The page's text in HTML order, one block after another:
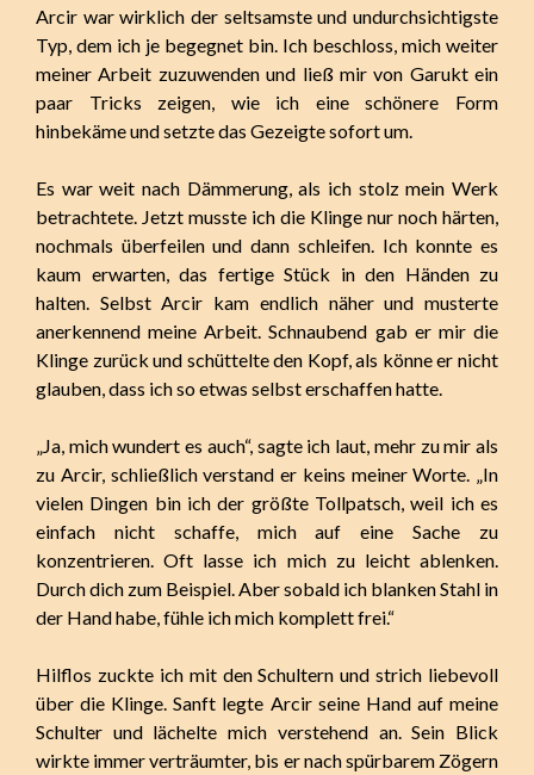
Arcir war wirklich der seltsamste und undurchsichtigste
Typ, dem ich je begegnet bin. Ich beschloss, mich weiter
meiner Arbeit zuzuwenden und ließ mir von Garukt ein
paar Tricks zeigen, wie ich eine schönere Form
hinbekäme und setzte das Gezeigte sofort um.
Es war weit nach Dämmerung, als ich stolz mein Werk
betrachtete. Jetzt musste ich die Klinge nur noch härten,
nochmals überfeilen und dann schleifen. Ich konnte es
kaum erwarten, das fertige Stück in den Händen zu
halten. Selbst Arcir kam endlich näher und musterte
anerkennend meine Arbeit. Schnaubend gab er mir die
Klinge zurück und schüttelte den Kopf, als könne er nicht
glauben, dass ich so etwas selbst erschaffen hatte.
„Ja, mich wundert es auch“, sagte ich laut, mehr zu mir als
zu Arcir, schließlich verstand er keins meiner Worte. „In
vielen Dingen bin ich der größte Tollpatsch, weil ich es
einfach nicht schaffe, mich auf eine Sache zu
konzentrieren. Oft lasse ich mich zu leicht ablenken.
Durch dich zum Beispiel. Aber sobald ich blanken Stahl in
der Hand habe, fühle ich mich komplett frei.“
Hilflos zuckte ich mit den Schultern und strich liebevoll
über die Klinge. Sanft legte Arcir seine Hand auf meine
Schulter und lächelte mich verstehend an. Sein Blick
wirkte immer verträumter, bis er nach spürbarem Zögern